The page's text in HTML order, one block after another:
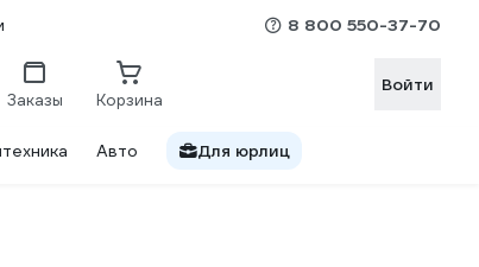
8 800 550-37-70
Заказы Корзина
Войти
Авто Для юрлиц